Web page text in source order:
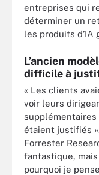
entreprises qui
déterminer un
les produits d’IA
L’ancien
difficile à
« Les clients
voir leurs
supplémentaires
étaient justifiés
Forrester
fantastique, mais
pourquoi je